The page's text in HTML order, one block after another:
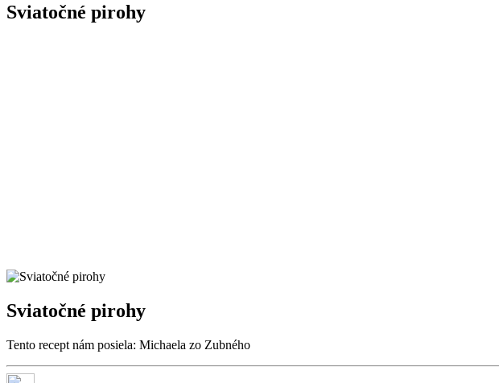
Sviatočné pirohy
Sviatočné pirohy
Tento recept nám posiela: Michaela zo Zubného